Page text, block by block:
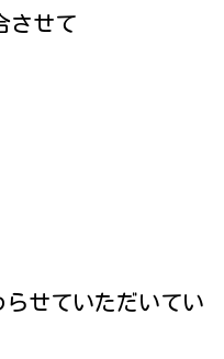
させて
せていただいてい